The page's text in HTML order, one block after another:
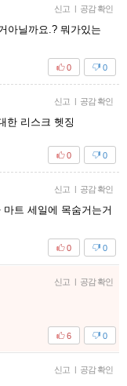
신고 | 공감 확인
아닐까요.? 뭐가있는
0
0
신고 | 공감 확인
한 리스크 헷징
0
0
신고 | 공감 확인
트 세일에 목숨거는거
0
0
신고 | 공감 확인
0
6
신고 | 공감 확인